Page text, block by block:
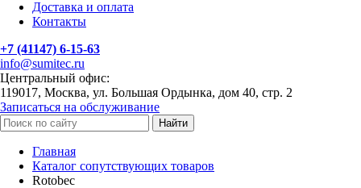
Доставка и оплата
Контакты
+7 (41147) 6-15-63
info@sumitec.ru
Центральный офис:
119017, Москва, ул. Большая Ордынка, дом 40, стр. 2
Записаться на обслуживание
Найти
Главная
Каталог сопутствующих товаров
Rotobec